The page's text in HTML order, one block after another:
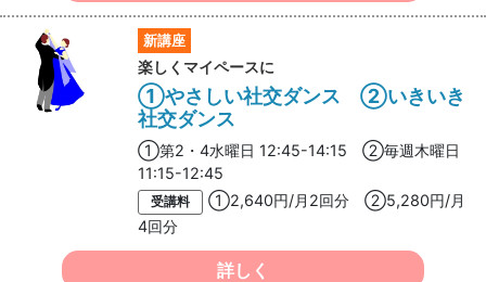
新講座
楽しくマイペースに
①やさしい社交ダンス ②いきいき
社交ダンス
①第2・4水曜日 12:45-14:15 ②毎週木曜日
11:15-12:45
受講料
①2,640円/月2回分 ②5,280円/月
4回分
詳しく